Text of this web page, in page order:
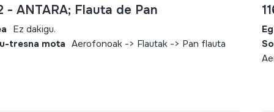
- ANTARA; Flauta de Pan
Ez dakigu.
tresna mota Aerofonoak -> Flautak -> Pan flauta